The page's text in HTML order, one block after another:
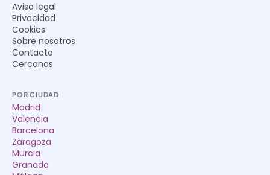
Aviso legal
Privacidad
Cookies
Sobre nosotros
Contacto
Cercanos
POR CIUDAD
Madrid
Valencia
Barcelona
Zaragoza
Murcia
Granada